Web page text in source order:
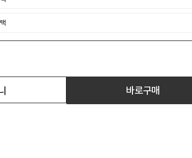
바로구매